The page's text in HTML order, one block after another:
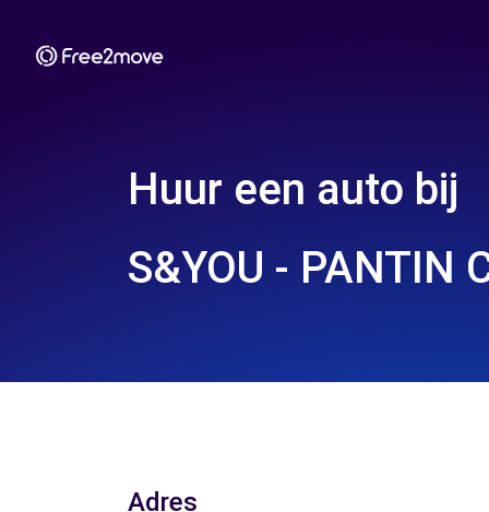
Huur een auto bij
S&YOU - PANTIN
Adres